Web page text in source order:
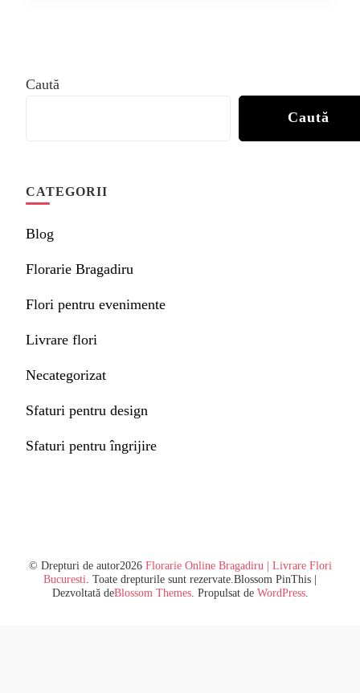
Caută
Caută
CATEGORII
Blog
Florarie Bragadiru
Flori pentru evenimente
Livrare flori
Necategorizat
Sfaturi pentru design
Sfaturi pentru îngrijire
© Drepturi de autor2026 Florarie Online Bragadiru | Livrare Flori
Bucuresti. Toate drepturile sunt rezervate.Blossom PinThis |
Dezvoltată deBlossom Themes. Propulsat de WordPress.